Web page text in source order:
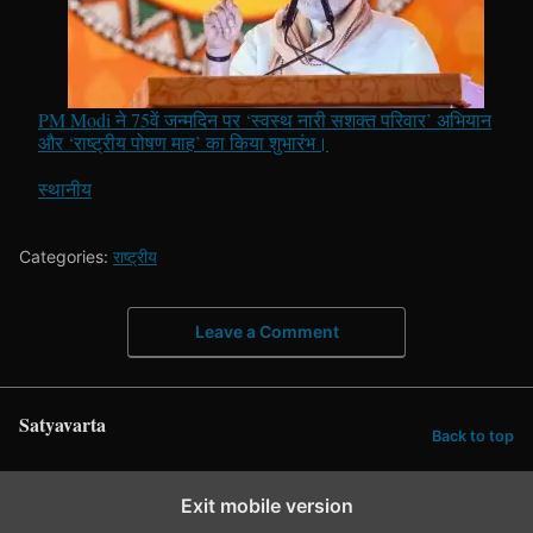
PM Modi ने 75वें जन्मदिन पर ‘स्वस्थ नारी सशक्त परिवार’ अभियान
और ‘राष्ट्रीय पोषण माह’ का किया शुभारंभ।
In relation to
स्थानीय
Categories: राष्ट्रीय
Leave a Comment
Satyavarta Back to top
Exit mobile version